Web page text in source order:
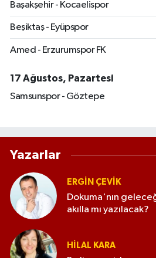
Başakşehir - Kocaelispor
Beşiktaş - Eyüpspor
Amed - Erzurumspor FK
17 Ağustos, Pazartesi
Samsunspor - Göztepe
Yazarlar
ERGIN ÇEVİK
Dokuma'nın
akılla mı yazılacak?
HILAL KARA